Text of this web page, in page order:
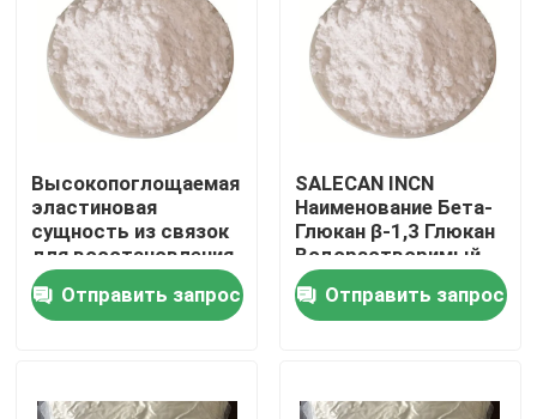
Путешествие фабрики
Проверка качества
Свяжитесь мы
Спросите цитату
Резиновый материал для покрытий
Высокопоглощаемая
эластиновая
сущность из связок
для восстановления
эластичности
кремов для кожи
Отправить запрос
SALECAN INCN
Наименование Бета-
Глюкан β-1,3 Глюкан
Водорастворимый
Глюкан Для
косметики
Отправить запрос